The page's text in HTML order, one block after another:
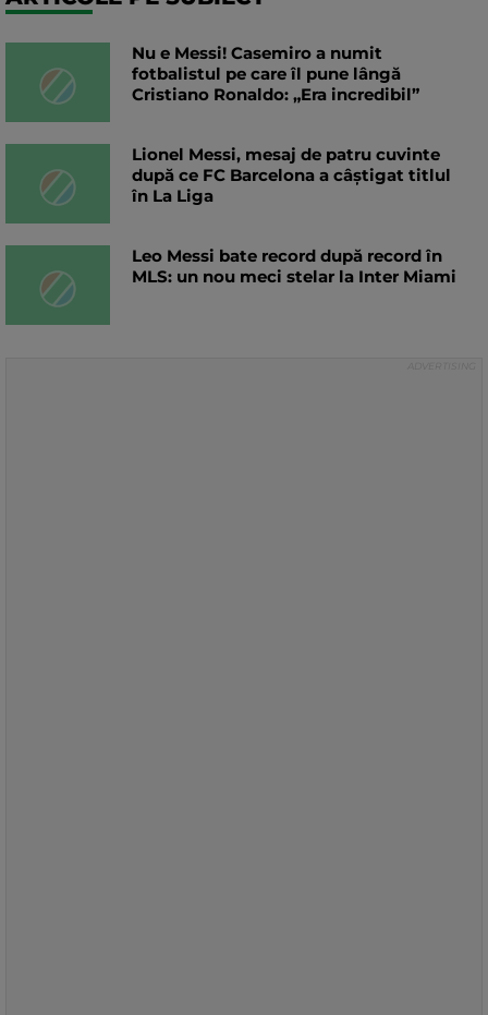
Nu e Messi! Casemiro a numit
fotbalistul pe care îl pune lângă
Cristiano Ronaldo: „Era incredibil”
Lionel Messi, mesaj de patru cuvinte
după ce FC Barcelona a câștigat titlul
în La Liga
Leo Messi bate record după record în
MLS: un nou meci stelar la Inter Miami